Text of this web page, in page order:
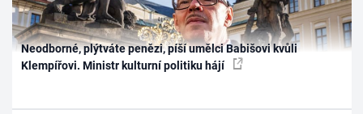
Neodborné, plýtváte penězi, píší umělci Babišovi kvůli
Klempířovi. Ministr kulturní politiku hájí